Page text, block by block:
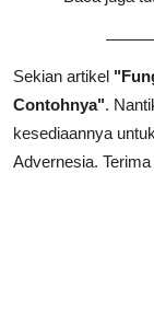
Sekian artikel
Contohnya".
kesediaannya
Advernesia.